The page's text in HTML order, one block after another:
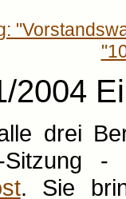
2004
drei
Sitzung -
. Sie